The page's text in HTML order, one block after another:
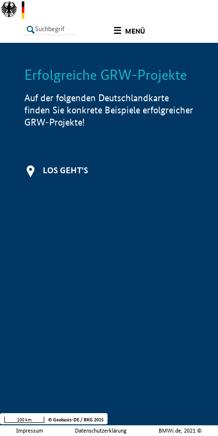
MENÜ
LISTE Info
Erfolgreiche GRW-Projekte
Auf der folgenden Deutschlandkarte
finden Sie konkrete Beispiele erfolgreicher
GRW-Projekte!
LOS GEHT'S
Impressum Datenschutzerklärung BMWi.de, 2021 ©
100 km © Geobasis-DE / BKG 2015